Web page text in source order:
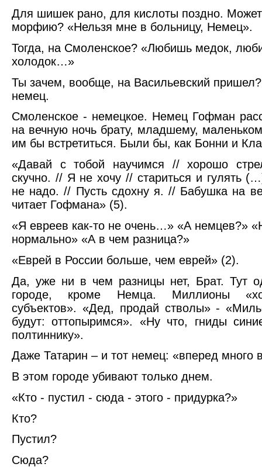
Для шишек рано, для кислоты поздно.
морфию? «Нельзя мне в больницу, Немец».
Тогда, на Смоленское? «Любишь медок,
холодок…»
Ты зачем, вообще, на Васильевский
немец.
Смоленское - немецкое. Немец Гофман
на вечную ночь брату, младшему,
им бы встретиться. Были бы, как Бонни и
«Давай с тобой научимся // хорошо
скучно. // Я не хочу // стариться и гулять
не надо. // Пусть сдохну я. // Бабушка на
читает Гофмана» (5).
«Я евреев как-то не очень…» «А немцев?»
нормально» «А в чем разница?»
«Еврей в России больше, чем еврей» (2).
Да, уже ни в чем разницы нет, Брат. Тут
городе, кроме Немца. Миллионы
субъектов». «Дед, продай стволы» -
будут: оттопыримся». «Ну что, гниды
полтиннику».
Даже Татарин – и тот немец: «вперед много
В этом городе убивают только днем.
«Кто - пустил - сюда - этого - придурка?»
Кто?
Пустил?
Сюда?